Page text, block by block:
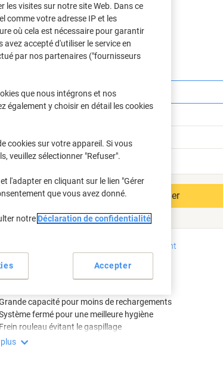
Plus,Dépensez Moins
Unité
À partir de 4 Unités
€62,39
Unités
Ajouter au panier
Ajouter à une liste
Moyens de paiement
capacité pour moins de rechargements
fermé pour une meilleure hygiène
Frein rouleau évitant le gaspillage
les visites sur notre site Web. Dans ce
comme votre adresse IP et les
où cela est nécessaire pour garantir
accepté d'utiliser le service en
par nos partenaires ("fournisseurs
que nous intégrons et nos
également y choisir en détail les cookies
cookies sur votre appareil. Si vous
veuillez sélectionner "Refuser".
l'adapter en cliquant sur le lien "Gérer
que vous avez donné.
notre Déclaration de confidentialité
Accepter